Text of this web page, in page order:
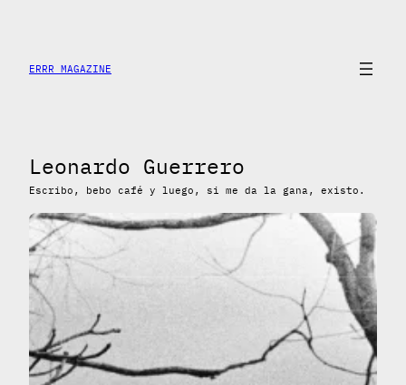
contenido
ERRR MAGAZINE
Leonardo Guerrero
Escribo, bebo café y luego, si me da la gana, existo.